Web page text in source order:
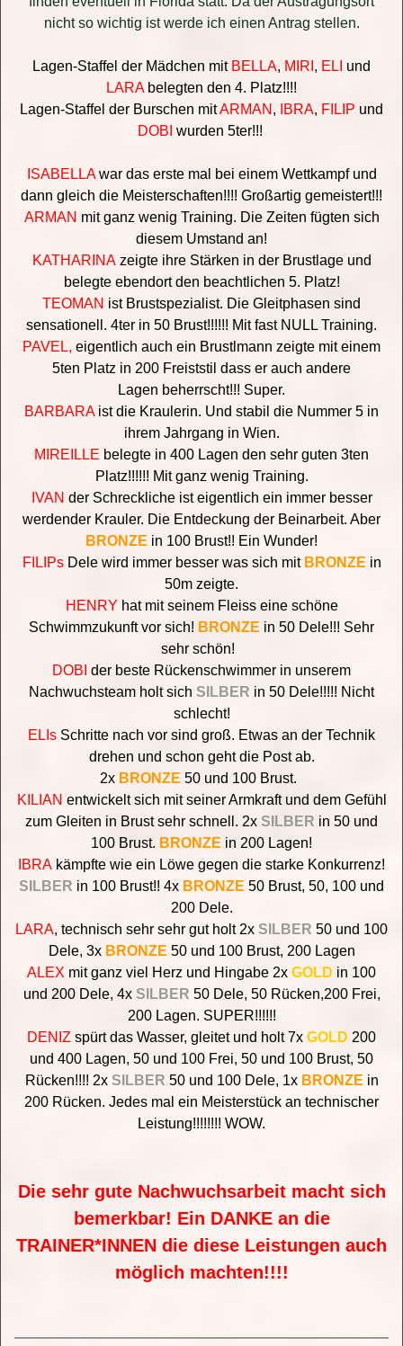
nicht so wichtig ist werde ich einen Antrag stellen.
Lagen-Staffel der Mädchen mit BELLA, MIRI , ELI und
LARAbelegten den 4. Platz!!!!
Lagen-Staffel der Burschen mitARMAN , IBRA, FILIP und
DOBI wurden 5ter!!!
ISABELLAwar das erste mal bei einem Wettkampf und
dann gleich die Meisterschaften!!!! Großartig gemeistert!!!
ARMAN mit ganz wenig Training. Die Zeiten fügten sich
diesem Umstand an!
KATHARINAzeigte ihre Stärken in der Brustlage und
belegte ebendort den beachtlichen 5. Platz!
TEOMAN ist Brustspezialist. Die Gleitphasen sind
sensationell. 4ter in 50 Brust!!!!!! Mit fast NULL Training.
PAVEL, eigentlich auch ein Brustlmann zeigte mit einem
5ten Platz in 200 Freiststil dass er auch andere
Lagen beherrscht!!! Super.
BARBARAist die Kraulerin. Und stabil die Nummer 5 in
ihrem Jahrgang in Wien.
MIREILLE belegte in 400 Lagen den sehr guten 3ten
Platz!!!!!! Mit ganz wenig Training.
IVAN der Schreckliche ist eigentlich ein immer besser
werdender Krauler. Die Entdeckung der Beinarbeit. Aber
BRONZE in 100 Brust!! Ein Wunder!
FILIPsDele wird immer besser was sich mit BRONZE in
50m zeigte.
HENRY hat mit seinem Fleiss eine schöne
Schwimmzukunft vor sich! BRONZE in 50 Dele!!! Sehr
sehr schön!
DOBI der beste Rückenschwimmer in unserem
Nachwuchsteam holt sich SILBER in 50 Dele!!!!! Nicht
schlecht!
ELIs Schritte nach vor sind groß. Etwas an der Technik
drehen und schon geht die Post ab.
2x BRONZE 50 und 100 Brust.
KILIAN entwickelt sich mit seiner Armkraft und dem Gefühl
zum Gleiten in Brust sehr schnell. 2x SILBER in 50 und
100 Brust. BRONZE in 200 Lagen!
IBRA kämpfte wie ein Löwe gegen die starke Konkurrenz!
SILBER in 100 Brust!! 4x BRONZE 50 Brust, 50, 100 und
200 Dele.
LARA, technisch sehr sehr gutholt 2x SILBER 50 und 100
Dele, 3x BRONZE 50 und 100 Brust, 200 Lagen
ALEX mit ganz viel Herz und Hingabe 2x GOLD in 100
und 200 Dele, 4x SILBER 50 Dele, 50 Rücken,200 Frei,
200 Lagen. SUPER!!!!!!
DENIZ spürt das Wasser, gleitet und holt 7x GOLD 200
und 400 Lagen, 50 und 100 Frei, 50 und 100 Brust, 50
Rücken!!!! 2x SILBER 50 und 100 Dele, 1x BRONZE in
200 Rücken. Jedes mal ein Meisterstück an technischer
Leistung!!!!!!!! WOW.
Die sehr gute Nachwuchsarbeit macht sich
bemerkbar! Ein DANKE an die
TRAINER*INNEN die diese Leistungen auch
möglich machten!!!!